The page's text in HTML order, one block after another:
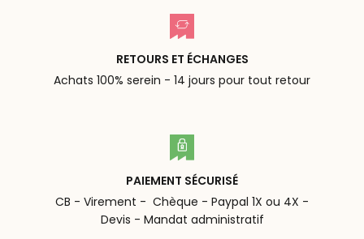
RETOURS ET ÉCHANGES
Achats 100% serein - 14 jours pour tout retour
PAIEMENT SÉCURISÉ
CB - Virement - Chèque - Paypal 1X ou 4X -
Devis - Mandat administratif